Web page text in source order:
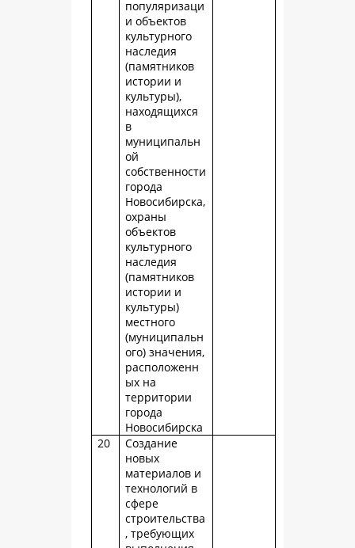
популяризаци
и объектов
культурного
наследия
(памятников
истории и
культуры),
находящихся
в
муниципальн
ой
собственности
города
Новосибирска,
охраны
объектов
культурного
наследия
(памятников
истории и
культуры)
местного
(муниципальн
ого) значения,
расположенн
ых на
территории
города
Новосибирска
20
Создание
новых
материалов и
технологий в
сфере
строительства
, требующих